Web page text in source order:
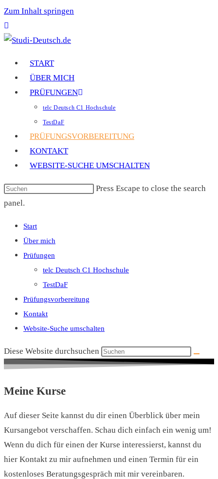
Zum Inhalt springen
START
ÜBER MICH
PRÜFUNGEN
telc Deutsch C1 Hochschule
TestDaF
PRÜFUNGSVORBEREITUNG
KONTAKT
WEBSITE-SUCHE UMSCHALTEN
Press Escape to close the search
panel.
Start
Über mich
Prüfungen
telc Deutsch C1 Hochschule
TestDaF
Prüfungsvorbereitung
Kontakt
Website-Suche umschalten
Diese Website durchsuchen
Meine Kurse
Auf dieser Seite kannst du dir einen Überblick über mein
Kursangebot verschaffen. Schau dich einfach ein wenig um!
Wenn du dich für einen der Kurse interessierst, kannst du
hier Kontakt zu mir aufnehmen und einen Termin für ein
kostenloses Beratungsgespräch mit mir vereinbaren.